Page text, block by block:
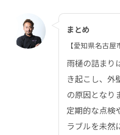
まとめ
【愛知県名古屋
雨樋の詰まり
き起こし、外
の原因となり
定期的な点検
ラブルを未然